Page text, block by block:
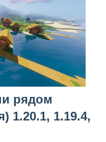
рядом
1.20.1, 1.19.4,